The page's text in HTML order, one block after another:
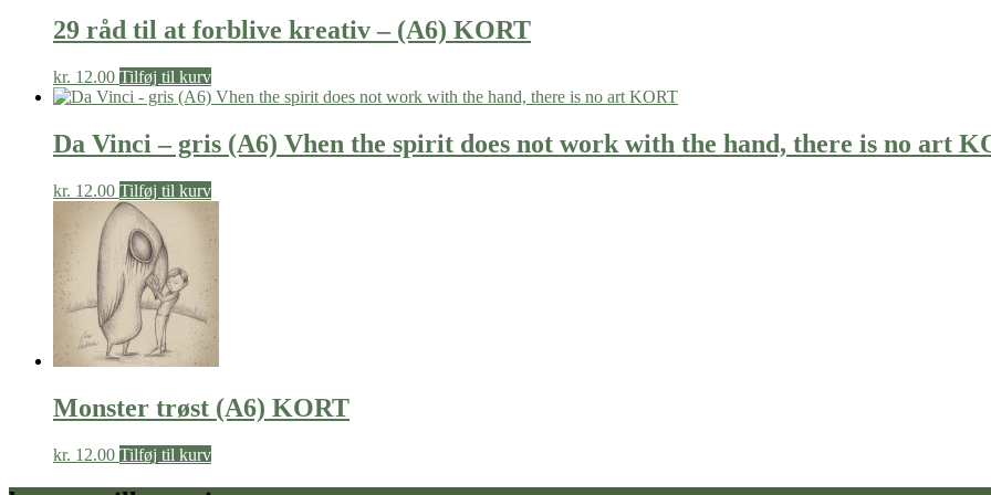
29 råd til at forblive kreativ – (A6) KORT
kr. 12.00 Tilføj til kurv
Da Vinci – gris (A6) Vhen the spirit does not work with the hand, there is no art
kr. 12.00 Tilføj til kurv
Monster trøst (A6) KORT
kr. 12.00 Tilføj til kurv